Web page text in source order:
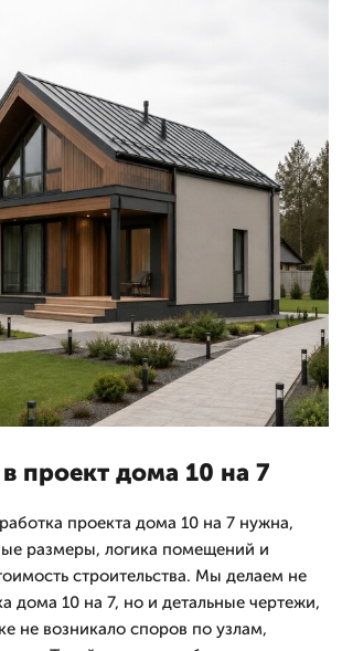
проект дома 10 на 7
проекта дома 10 на 7 нужна,
размеры, логика помещений и
строительства. Мы делаем не
дома 10 на 7, но и детальные чертежи,
не возникало споров по узлам,